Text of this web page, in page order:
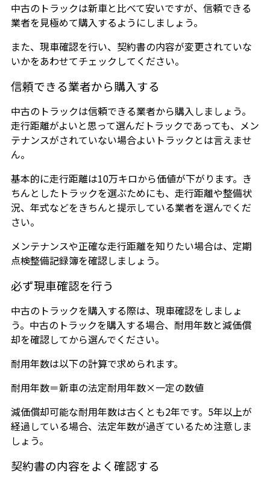
中古のトラックは新車と比べて安いですが、信頼できる
業者を見極めて購入するようにしましょう。
また、現車確認を行い、契約書の内容が変更されていな
いかをあわせてチェックしてください。
信頼できる業者から購入する
中古のトラックは信頼できる業者から購入しましょう。
走行距離がよいと思って選んだトラックであっても、メン
テナンスがされていない場合よいトラックとは言えませ
ん。
基本的に走行距離は10万キロから価値が下がります。き
ちんとしたトラックを選ぶためにも、走行距離や整備状
況、年式などをきちんと提示している業者を選んでくだ
さい。
メンテナンスや正確な走行距離を知りたい場合は、定期
点検整備記録簿を確認しましょう。
必ず現車確認を行う
中古のトラックを購入する際は、現車確認をしましょ
う。中古のトラックを購入する場合、耐用年数と減価償
却を確認してから選んでください。
耐用年数は以下の計算で求められます。
耐用年数＝新車の法定耐用年数×一定の数値
減価償却可能な耐用年数は古くとも2年です。5年以上が
経過している場合、法定年数が過ぎているため注意しま
しょう。
契約書の内容をよく確認する